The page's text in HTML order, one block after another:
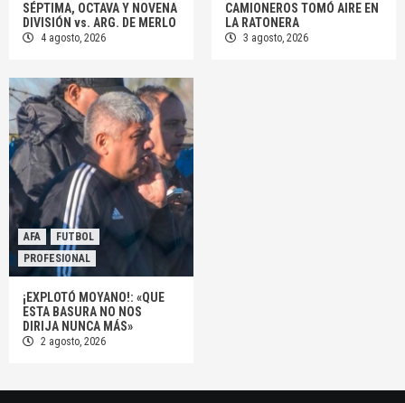
SÉPTIMA, OCTAVA Y NOVENA
DIVISIÓN vs. ARG. DE MERLO
4 agosto, 2026
CAMIONEROS TOMÓ AIRE EN
LA RATONERA
3 agosto, 2026
AFA
FUTBOL
PROFESIONAL
¡EXPLOTÓ MOYANO!: «QUE
ESTA BASURA NO NOS
DIRIJA NUNCA MÁS»
2 agosto, 2026